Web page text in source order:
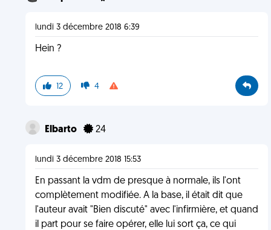
lundi 3 décembre 2018 6:39
Hein ?
12 4
Elbarto 24
lundi 3 décembre 2018 15:53
En passant la vdm de presque à normale, ils l'ont
complètement modifiée. A la base, il était dit que
l'auteur avait "Bien discuté" avec l'infirmière, et quand
il part pour se faire opérer, elle lui sort ça, ce qui